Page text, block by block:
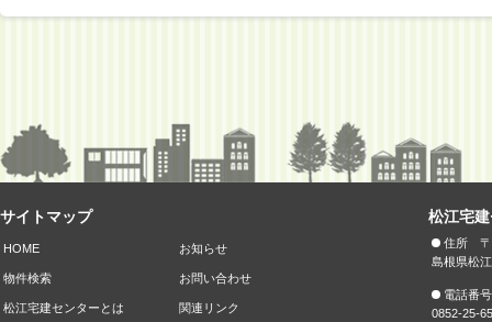
サイトマップ
HOME
物件検索
松江宅建センターとは
お知らせ
お問い合わせ
関連リンク
松江宅
住所 〒
島根県松
電話番号
0852-25-